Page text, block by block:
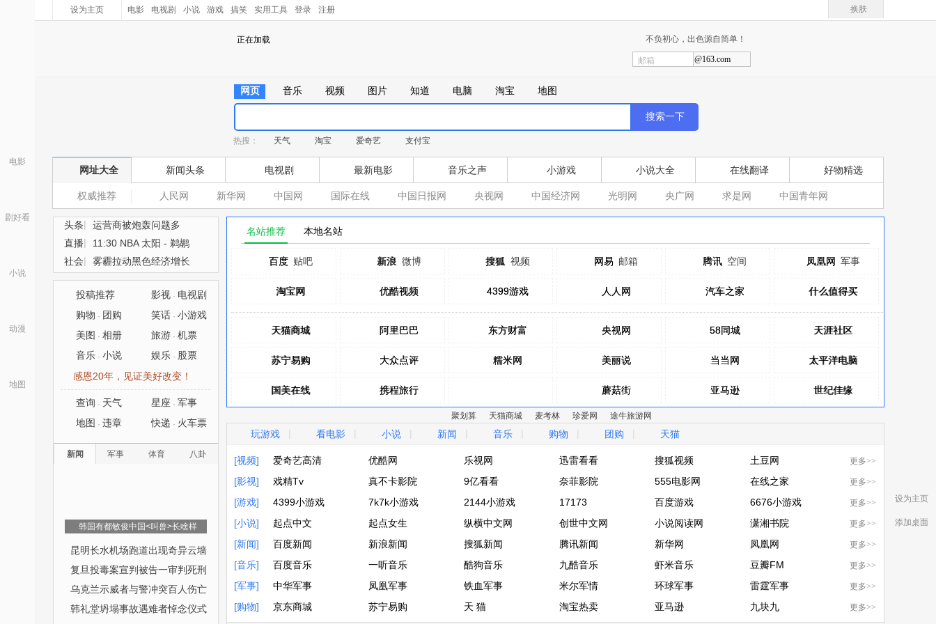
电影
剧好看
小说
动漫
地图
设为主页 电影 电视剧 小说 游戏 搞笑 实用工具 登录 注册 换肤
正在加载 不负初心，出色源自简单！
@163.com
邮箱
网页 音乐 视频 图片 知道 电脑 淘宝 地图
热搜： 天气 淘宝 爱奇艺 支付宝
网址大全 新闻头条 电视剧 最新电影 音乐之声 小游戏 小说大全 在线翻译 好物精选
权威推荐 人民网 新华网 中国网 国际在线 中国日报网 央视网 中国经济网 光明网 央广网 求是网 中国青年网
名站推荐 本地名站
百度
百度 贴吧 新浪
新浪 微博 搜狐
搜狐 视频 网易
网易 邮箱 腾讯
腾讯 空间 凤凰网
凤凰网 军事
淘宝网
淘宝网 优酷视频
优酷视频 4399游戏
4399游戏 人人网
人人网 汽车之家
汽车之家 什么值得买
什么值得买
天猫商城
天猫商城 阿里巴巴
阿里巴巴 东方财富
东方财富 央视网
央视网 58同城
58同城 天涯社区
天涯社区
苏宁易购
苏宁易购 大众点评
大众点评 糯米网
糯米网 美丽说
美丽说 当当网
当当网 太平洋电脑
太平洋电脑
国美在线
国美在线 携程旅行
携程旅行 蘑菇街
蘑菇街 亚马逊
亚马逊 世纪佳缘
世纪佳缘
拉手网
拉手网 乐蜂网
乐蜂网
聚划算 天猫商城 麦考林 珍爱网 途牛旅游网
玩游戏 看电影 小说 新闻 音乐 购物 团购 天猫
[视频] 更多>>
爱奇艺高清
爱奇艺高清
优酷网
优酷网
乐视网
乐视网
迅雷看看
迅雷看看
搜狐视频
搜狐视频
土豆网
土豆网
[影视] 更多>>
戏精Tv
戏精Tv
真不卡影院
真不卡影院
9亿看看
9亿看看
奈菲影院
奈菲影院
555电影网
555电影网
在线之家
在线之家
[游戏] 更多>>
4399小游戏
4399小游戏
7k7k小游戏
7k7k小游戏
2144小游戏
2144小游戏
17173
17173
百度游戏
百度游戏
6676小游戏
6676小游戏
[小说] 更多>>
起点中文
起点中文
起点女生
起点女生
纵横中文网
纵横中文网
创世中文网
创世中文网
小说阅读网
小说阅读网
潇湘书院
潇湘书院
[新闻] 更多>>
百度新闻
百度新闻
新浪新闻
新浪新闻
搜狐新闻
搜狐新闻
腾讯新闻
腾讯新闻
新华网
新华网
凤凰网
凤凰网
[音乐] 更多>>
百度音乐
百度音乐
一听音乐
一听音乐
酷狗音乐
酷狗音乐
九酷音乐
九酷音乐
虾米音乐
虾米音乐
豆瓣FM
豆瓣FM
[军事] 更多>>
中华军事
中华军事
凤凰军事
凤凰军事
铁血军事
铁血军事
米尔军情
米尔军情
环球军事
环球军事
雷霆军事
雷霆军事
[购物] 更多>>
京东商城
苏宁易购
天 猫
淘宝热卖
亚马逊
九块九
头条|
运营商被炮轰问题多
直播|
11:30 NBA 太阳 - 鹈鹕
社会| 雾霾拉动黑色经济增长
投稿推荐 影视 · 电视剧
购物 · 团购 笑话 · 小游戏
美图 · 相册 旅游 · 机票
音乐 · 小说 娱乐 · 股票
感恩20年，见证美好改变！
查询 · 天气 星座 · 军事
地图 · 违章 快递 · 火车票
新闻 军事 体育 八卦
韩国有都敏俊中国<叫兽>长啥样
昆明长水机场跑道出现奇异云墙
复旦投毒案宣判被告一审判死刑
乌克兰示威者与警冲突百人伤亡
韩礼堂坍塌事故遇难者悼念仪式
设为主页
添加桌面